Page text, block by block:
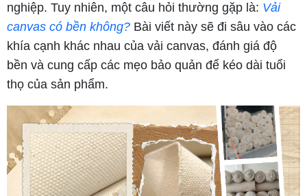
nghiệp. Tuy nhiên, một câu hỏi thường gặp là: Vải
canvas có bền không? Bài viết này sẽ đi sâu vào các
khía cạnh khác nhau của vải canvas, đánh giá độ
bền và cung cấp các mẹo bảo quản để kéo dài tuổi
thọ của sản phẩm.